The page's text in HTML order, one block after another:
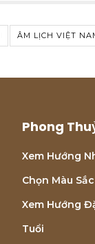
ÂM LỊCH VIỆT
Phong
Xem Hướng
Chọn Màu
Xem Hướng
Tuổi